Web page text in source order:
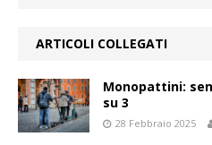
ARTICOLI COLLEGATI
Monopattini:
su 3
28 Febbraio 2025